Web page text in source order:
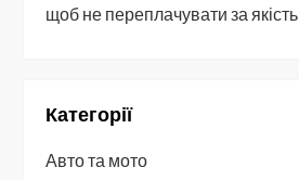
щоб не переплачувати за якість
Категорії
Авто та мото